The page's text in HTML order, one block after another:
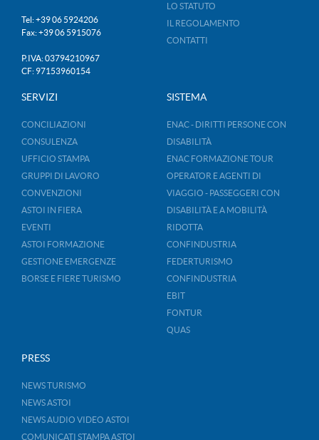
Tel: +39 06 5924206
Fax: +39 06 5915076
P.IVA: 03794210967
CF: 97153960154
LO STATUTO
IL REGOLAMENTO
CONTATTI
SERVIZI
CONCILIAZIONI
CONSULENZA
UFFICIO STAMPA
GRUPPI DI LAVORO
CONVENZIONI
ASTOI IN FIERA
EVENTI
ASTOI FORMAZIONE
GESTIONE EMERGENZE
BORSE E FIERE TURISMO
SISTEMA
ENAC - DIRITTI PERSONE CON
DISABILITÀ
ENAC FORMAZIONE TOUR
OPERATOR E AGENTI DI
VIAGGIO - PASSEGGERI CON
DISABILITÀ E A MOBILITÀ
RIDOTTA
CONFINDUSTRIA
FEDERTURISMO
CONFINDUSTRIA
EBIT
FONTUR
QUAS
PRESS
NEWS TURISMO
NEWS ASTOI
NEWS AUDIO VIDEO ASTOI
COMUNICATI STAMPA ASTOI